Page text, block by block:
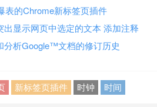
表的Chrome新标签页插件
出显示网页中选定的文本 添加注释
分析Google™文档的修订历史
新标签页插件 时钟 时间